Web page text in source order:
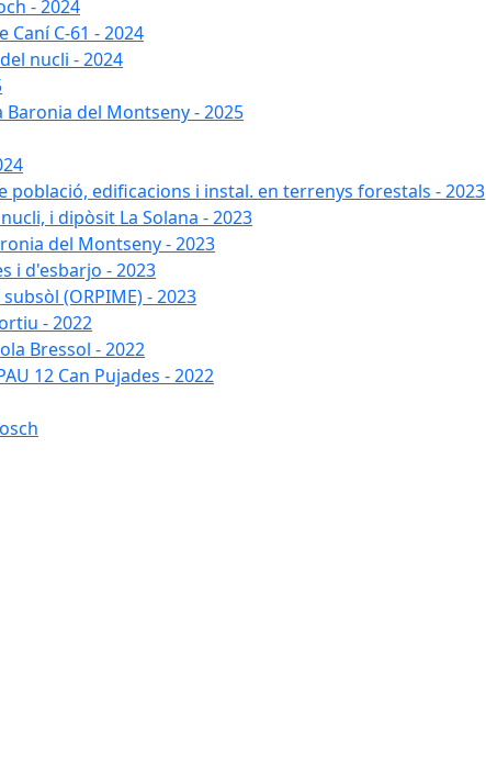
- 2024
C-61 - 2024
nucli - 2024
del Montseny - 2025
edificacions i instal. en terrenys forestals - 2023
i dipòsit La Solana - 2023
del Montseny - 2023
i d'esbarjo - 2023
(ORPIME) - 2023
- 2022
Bressol - 2022
12 Can Pujades - 2022